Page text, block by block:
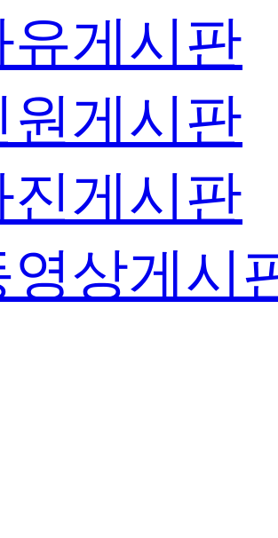
유게시판
원게시판
진게시판
영상게시